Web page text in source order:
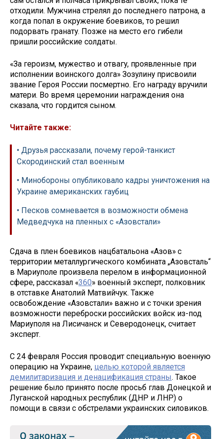
отходили. Мужчина стрелял до последнего патрона, а
когда попал в окружение боевиков, то решил
подорвать гранату. Позже на место его гибели
пришли российские солдаты.
«За героизм, мужество и отвагу, проявленные при
исполнении воинского долга» Зозулину присвоили
звание Героя России посмертно. Его награду вручили
матери. Во время церемонии награждения она
сказала, что гордится сыном.
Читайте также:
• Друзья рассказали, почему герой-танкист
Скородинский стал военным
• Минобороны опубликовало кадры уничтожения на
Украине американских гаубиц
• Песков сомневается в возможности обмена
Медведчука на пленных с «Азовстали»
Сдача в плен боевиков нацбатальона «Азов» с
территории металлургического комбината „Азовсталь“
в Мариуполе произвела перелом в информационной
сфере, рассказал «360» военный эксперт, полковник
в отставке Анатолий Матвийчук. Также
освобождение «Азовстали» важно и с точки зрения
возможности переброски российских войск из-под
Мариуполя на Лисичанск и Северодонецк, считает
эксперт.
С 24 февраля Россия проводит специальную военную
операцию на Украине, целью которой является
демилитаризация и денацификация страны. Такое
решение было принято после просьб глав Донецкой и
Луганской народных республик (ДНР и ЛНР) о
помощи в связи с обстрелами украинских силовиков.